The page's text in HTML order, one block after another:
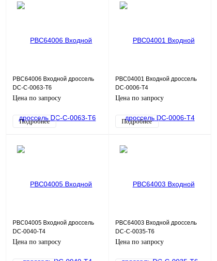
PBC64006 Входной дроссель
DC-C-0063-T6
Цена по запросу
Подробнее
PBC04001 Входной дроссель
DC-0006-T4
Цена по запросу
Подробнее
PBC04005 Входной дроссель
DC-0040-T4
Цена по запросу
PBC64003 Входной дроссель
DC-C-0035-T6
Цена по запросу